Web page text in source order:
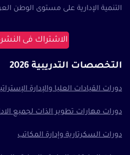
التنمية الإدارية على مستوى الوطن
الاشتراك فى
التخصصات التدريبية 2026
دورات القيادات العليا والإدارة
دورات مهارات تطوير الذات لجميع
دورات السكرتارية وإدارة المكاتب